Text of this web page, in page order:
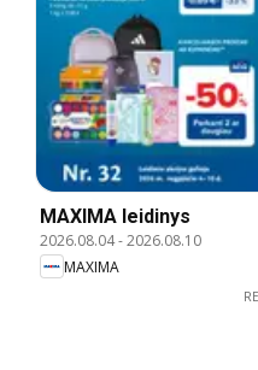
MAXIMA leidinys
2026.08.04-2026.08.10
MAXIMA